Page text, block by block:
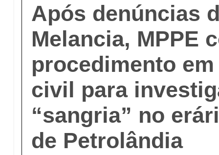
Após denúncias
Melancia, MPPE
procedimento
civil para
“sangria” no
de Petrolândia